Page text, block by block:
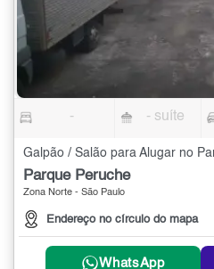
- - suíte
Galpão / Salão para Alugar no
Parque Peruche
Zona Norte - São Paulo
Endereço no círculo do mapa
WhatsApp